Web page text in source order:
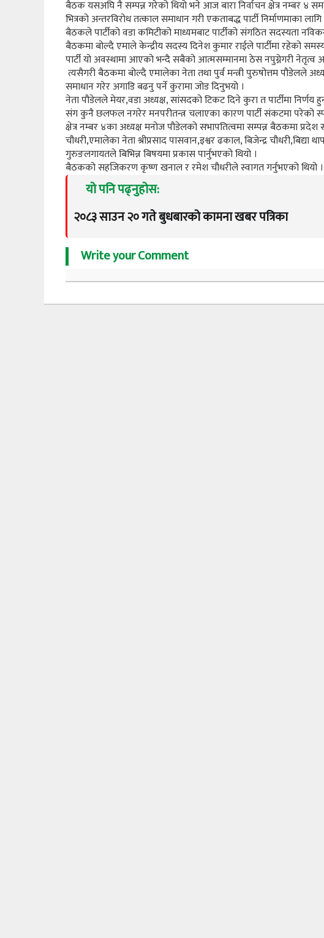
बैठक यसअघि नै सम्पन्न गरेको थियो भने आज बारा निर्वाचन क्षेत्र नम्बर ४
भित्रको अन्तरविरोध तत्काल समाधान गरी एकताबद्ध पार्टी निर्माणमाका
बैठकले पार्टीको वडा कमिटीको माध्यमबाट पार्टीको संगठित सदस्यता
बैठकमा बोल्दै एमाले केन्द्रीय सदस्य दिनेश कुमार राईले पार्टीमा रहेको
पार्टी यो अवस्थामा आएको भन्दै सबैको आत्मसम्मानमा ठेस नपुग्नेगरी नेतृत्व
त्यसैगरी बैठकमा बोल्दै एमालेका नेता तथा पुर्व मन्त्री पुरुषोत्तम पौडेलले
समाधान गरेर अगाडि बढनु पर्ने कुरामा जोड दिनुभयो ।
नेता पौडेलले मेयर,वडा अध्यक्ष, सांसदको टिकट दिने कुरा त पार्टीमा
संग कुनै छलफल नगरेर मनपरीतन्त्र चलाएका कारण पार्टी संकटमा परेको
क्षेत्र नम्बर ४का अध्यक्ष मनोज पौडेलको सभापतित्वमा सम्पन्न बैठकमा
चौधरी,एमालेका नेता श्रीप्रसाद पासवान,इश्वर ढकाल, बिजेन्द्र
गुरुङलगायतले बिभिन्न बिषयमा प्रकास पार्नुभएको थियो ।
बैठकको सहजिकरण कृष्ण खनाल र रमेश चौधरीले स्वागत गर्नुभएको थियो ।
यो पनि पढ्नुहोस:
२०८३ साउन २० गते बुधबारको कामना खबर पत्रिका
Write your Comment